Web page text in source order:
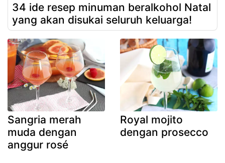
34 ide resep minuman beralkohol Natal
yang akan disukai seluruh keluarga!
Sangria merah
muda dengan
anggur rosé
Royal mojito
dengan prosecco